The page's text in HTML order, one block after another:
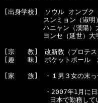
[出身学校]　ソウル オンブク
スンミョン（淑明）
ハニャン（漢陽）大学
ヨンセ（延世）大学校
[宗　　教]　改新敎（プロテス
[趣　　味]　ポケットボール
[家　　族]　・１男３女の末
　　　　　・2007年1月に日
日本で勤務している同